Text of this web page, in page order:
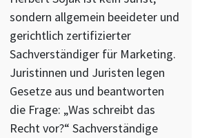
sondern allgemein beeideter und
gerichtlich zertifizierter
Sachverständiger für Marketing.
Juristinnen und Juristen legen
Gesetze aus und beantworten
die Frage: „Was schreibt das
Recht vor?“ Sachverständige